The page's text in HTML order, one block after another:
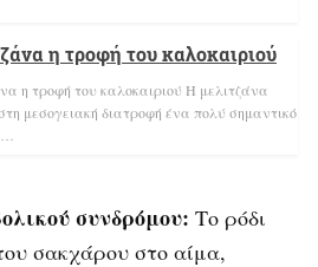
η τροφή του καλοκαιριού
η τροφή του καλοκαιριού H μελιτζάνα
μεσογειακή διατροφή ένα πολύ σημαντικό
συνδρόμου: Το ρόδι
σακχάρου στο αίμα,